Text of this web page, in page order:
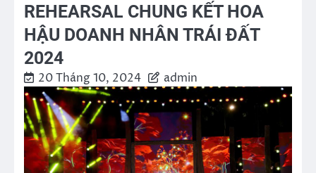
REHEARSAL CHUNG KẾT HOA
HẬU DOANH NHÂN TRÁI ĐẤT
2024
20 Tháng 10, 2024 admin